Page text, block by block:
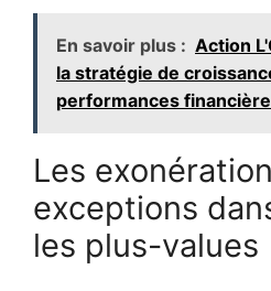
En savoir plus : Action
la stratégie de
performances
Les
exceptions
les plus-values